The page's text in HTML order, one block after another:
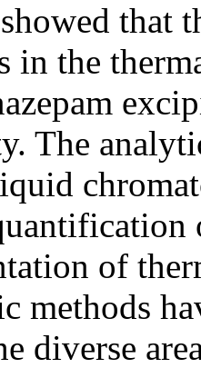
that
in the
The
of
methods
diverse